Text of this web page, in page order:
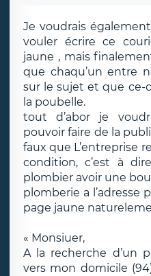
Je voudrais
vouler écrire ce
jaune , mais
que chaqu’un entre
sur le sujet et que ce-
la poubelle.
tout d’abor je
pouvoir faire de la
faux que L’entreprise
condition, c’est à
plombier avoir une
plomberie a l’adresse
page jaune
« Monsiuer,
A la recherche d’un
vers mon domicile